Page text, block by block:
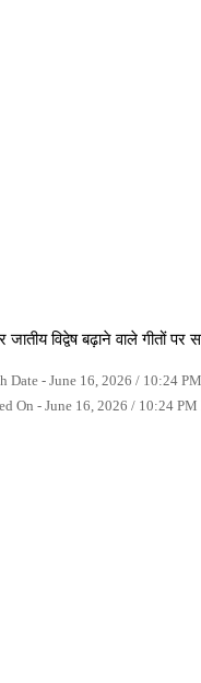
विद्वेष बढ़ाने वाले गीतों पर
Date - June 16, 2026 / 10:24
On - June 16, 2026 / 10:24 PM